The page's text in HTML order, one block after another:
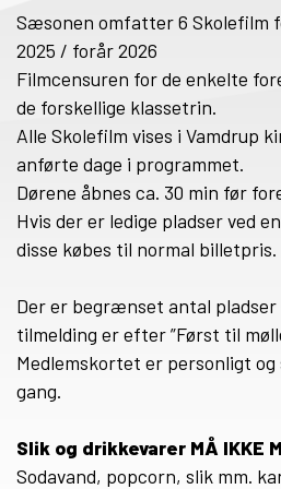
Sæsonen omfatter 6 Skolefilm
2025 / forår 2026
Filmcensuren for de enkelte
de forskellige klassetrin.
Alle Skolefilm vises i Vamdrup
anførte dage i programmet.
Dørene åbnes ca. 30 min før
Hvis der er ledige pladser ved
disse købes til normal billetpris.
Der er begrænset antal
tilmelding er efter ”Først til
Medlemskortet er personligt
gang.
Slik og drikkevarer MÅ IKKE
Sodavand, popcorn, slik mm.